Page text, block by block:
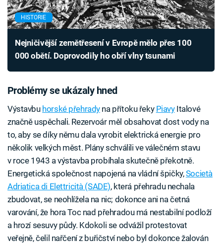
HISTORIE
Nejničivější zemětřesení v Evropě mělo přes 100
000 obětí. Doprovodily ho obří vlny tsunami
Problémy se ukázaly hned
Výstavbu horské přehradyna přítoku řeky PiavyItalové
značně uspěchali. Rezervoár měl obsahovat dost vody na
to, aby se díky němu dala vyrobit elektrická energie pro
několik velkých měst. Plány schválili ve válečném stavu
v roce 1943 a výstavba probíhala skutečně překotně.
Energetická společnost napojená na vládní špičky,Società
Adriatica di Elettricità (SADE), která přehradu nechala
zbudovat, se neohlížela na nic; dokonce ani na četná
varování, že hora Toc nad přehradou má nestabilní podloží
a hrozí sesuvy půdy. Kdokoli se odvážil protestovat
veřejně, čelil nařčení z buřičství nebo byl dokonce žalován